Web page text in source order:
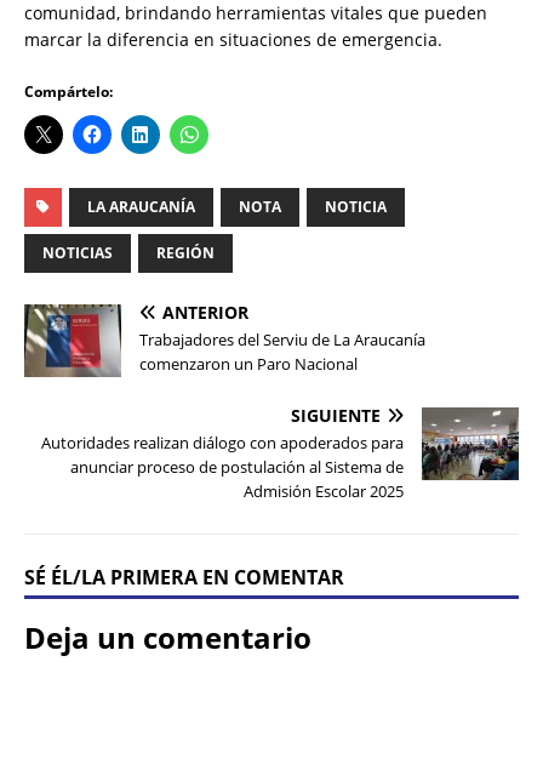
comunidad, brindando herramientas vitales que pueden
marcar la diferencia en situaciones de emergencia.
Compártelo:
LA ARAUCANÍA NOTA NOTICIA
NOTICIAS REGIÓN
ANTERIOR
Trabajadores del Serviu de La Araucanía
comenzaron un Paro Nacional
SIGUIENTE
Autoridades realizan diálogo con apoderados para
anunciar proceso de postulación al Sistema de
Admisión Escolar 2025
SÉ ÉL/LA PRIMERA EN COMENTAR
Deja un comentario